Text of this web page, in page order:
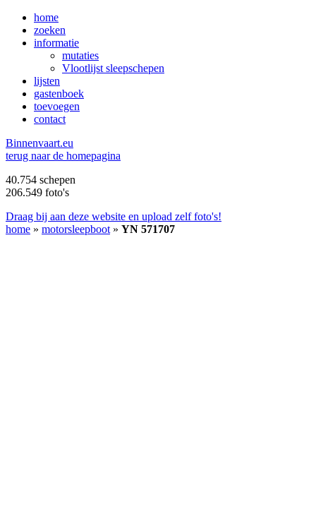
home
zoeken
informatie
mutaties
Vlootlijst sleepschepen
lijsten
gastenboek
toevoegen
contact
Binnenvaart.eu
terug naar de homepagina
40.754 schepen
206.549 foto's
Draag bij aan deze website en upload zelf foto's!
home » motorsleepboot » YN 571707